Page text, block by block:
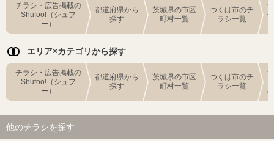
チラシ・広告掲載の
Shufoo!（シュフ
ー）
都道府県から
探す
茨城県の市区
町村一覧
つくば市のチ
ラシ一覧
エリア×カテゴリから探す
チラシ・広告掲載の
Shufoo!（シュフ
ー）
都道府県から
探す
茨城県の市区
町村一覧
つくば市のチ
ラシ一覧
他のチラシを探す